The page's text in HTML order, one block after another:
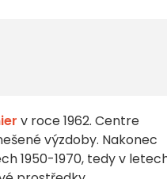
v roce 1962. Centre
výzdoby. Nakonec
1950-1970, tedy v